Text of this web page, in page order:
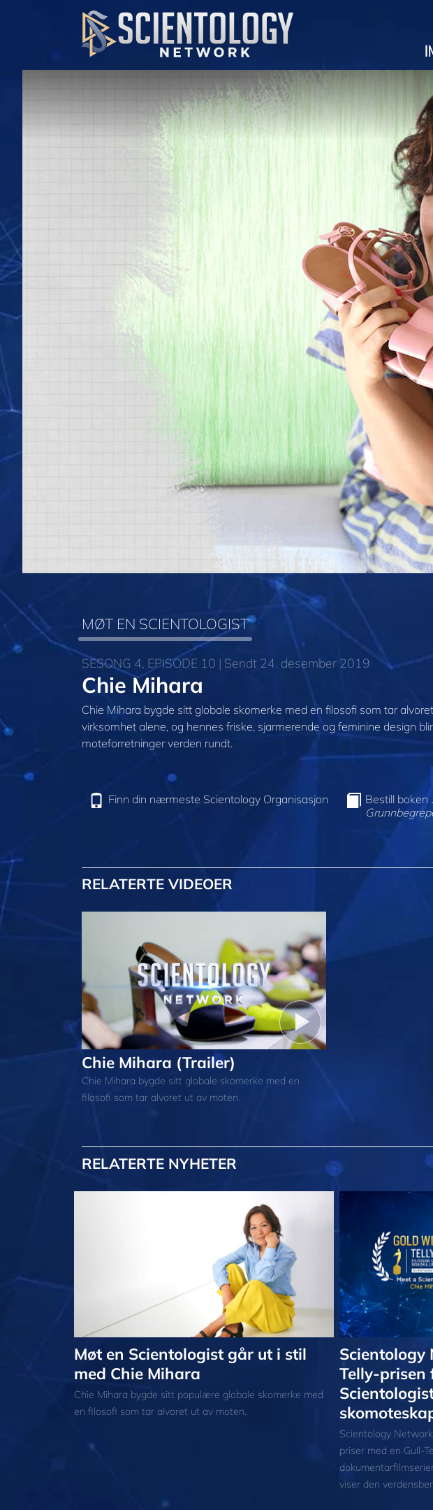
MØT EN SCIENTOLOGIST
SESONG 4, EPISODE 10 | Sendt 24. desember 2019
Chie Mihara
Chie Mihara bygde sitt globale skomerke med en filosofi som tar
virksomhet alene, og hennes friske, sjarmerende og feminine design
moteforretninger verden rundt.
Finn din nærmeste Scientology Organisasjon Bestill boken
RELATERTE VIDEOER
Chie Mihara (Trailer)
Chie Mihara bygde sitt globale skomerke med en
filosofi som tar alvoret ut av moten.
RELATERTE NYHETER
Møt en Scientologist går ut i stil
med Chie Mihara
Chie Mihara bygde sitt populære globale skomerke med
en filosofi som tar alvoret ut av moten.
Scientology
Telly-prisen
Scientology
priser med en Gull-
viser den